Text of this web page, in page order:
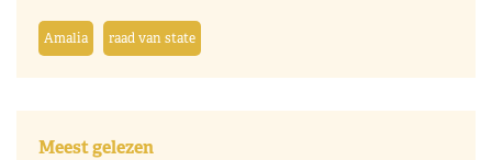
Amalia raad van state
Meest gelezen